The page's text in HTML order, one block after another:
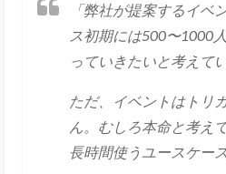
「弊社が提案するイベ
ス初期には500〜1000
っていきたいと考えて
ただ、イベントはトリ
ん。むしろ本命と考え
長時間使うユースケース